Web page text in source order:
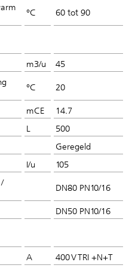
°C 60 tot 90
m3/u
45
°C 20
mCE
14.7
L
500
Geregeld
I/u
105
DN80 PN10/16
DN50 PN10/16
A
400 V TRI +N+T